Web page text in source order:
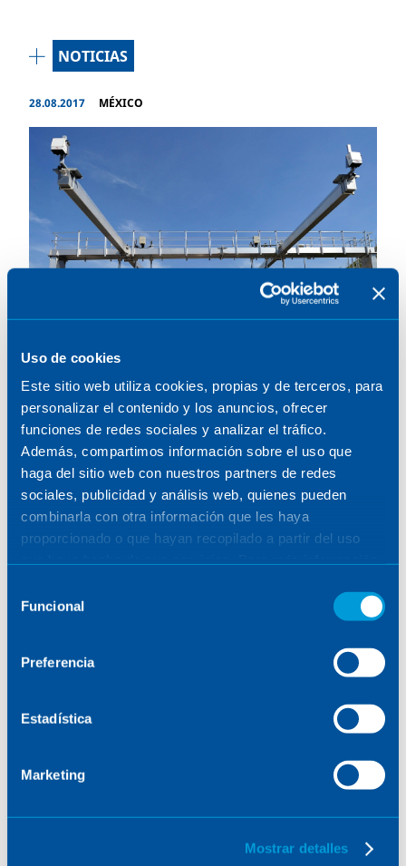
Uso de cookies
Este sitio web utiliza cookies, propias y de terceros, para
personalizar el contenido y los anuncios, ofrecer
funciones de redes sociales y analizar el tráfico.
Además, compartimos información sobre el uso que
haga del sitio web con nuestros partners de redes
sociales, publicidad y análisis web, quienes pueden
combinarla con otra información que les haya
proporcionado o que hayan recopilado a partir del uso
Funcional
Preferencia
Estadística
Marketing
Mostrar detalles
NOTICIAS
28.08.2017 MÉXICO
La tecnología de SENER
mejora la seguridad de las
carreteras en México
14.09.2020 CORPORATIVO/ MÉXICO